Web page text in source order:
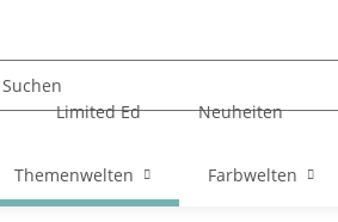
Limited Ed Neuheiten
Themenwelten Farbwelten